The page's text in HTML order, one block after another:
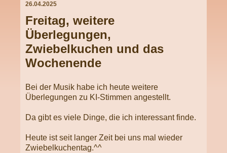
26.04.2025
Freitag, weitere
Überlegungen,
Zwiebelkuchen und das
Wochenende
Bei der Musik habe ich heute weitere
Überlegungen zu KI-Stimmen angestellt.
Da gibt es viele Dinge, die ich interessant finde.
Heute ist seit langer Zeit bei uns mal wieder
Zwiebelkuchentag.^^